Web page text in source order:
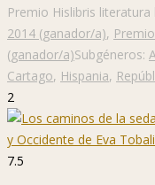
Premio Hislibris literatura
2014 (ganador/a),
(ganador/a)Subgéneros:
Cartago, Hispania,
2
7.5